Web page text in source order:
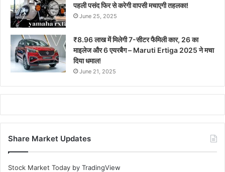
पहली पसंद फिर से करेगी वापसी मचाएगी तहलका!
June 25, 2025
₹8.96 लाख में मिलेगी 7-सीटर फैमिली कार, 26 का
माइलेज और 6 एयरबैग – Maruti Ertiga 2025 ने मचा
दिया धमाल!
June 21, 2025
Share Market Updates
Stock Market Today by TradingView